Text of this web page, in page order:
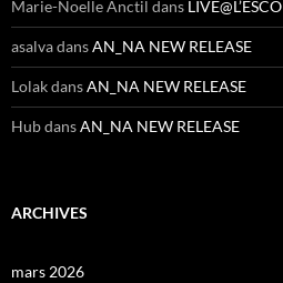
Marie-Noelle Anctil dans LIVE@L’ESCO
asalvadansAN_NA NEW RELEASE
LolakdansAN_NA NEW RELEASE
HubdansAN_NA NEW RELEASE
ARCHIVES
mars 2026